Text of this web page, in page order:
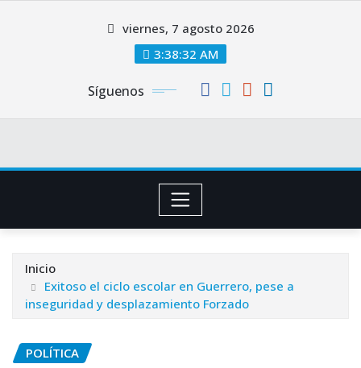
viernes, 7 agosto 2026
3:38:33 AM
Síguenos
Inicio
Exitoso el ciclo escolar en Guerrero, pese a
inseguridad y desplazamiento Forzado
POLÍTICA